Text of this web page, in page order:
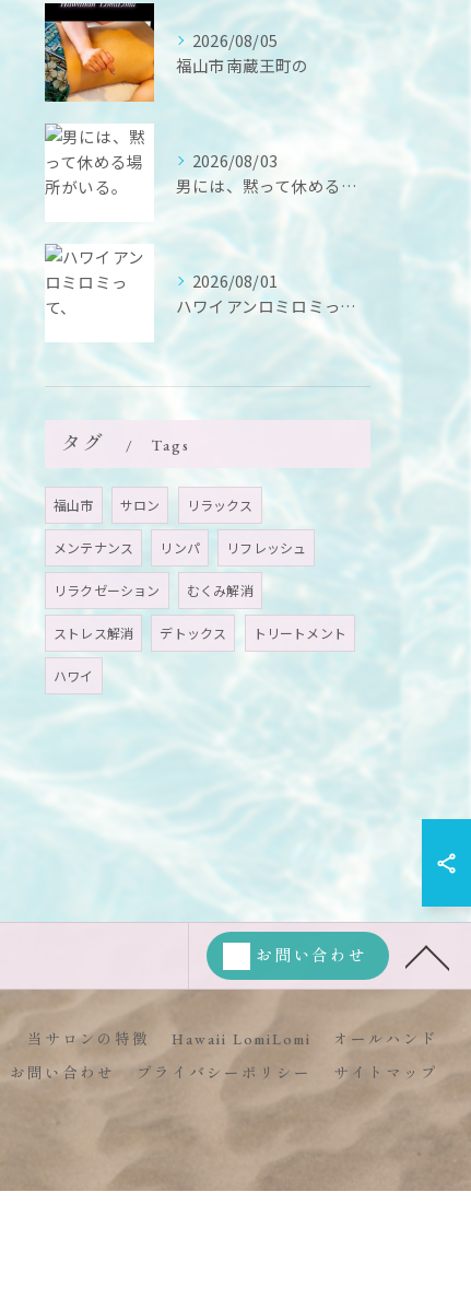
2026/08/05
福山市南蔵王町の
2026/08/03
男には、黙って休める場所がいる。
2026/08/01
ハワイアンロミロミって、
タグ Tags
福山市 サロン リラックス
メンテナンス リンパ リフレッシュ
リラクゼーション むくみ解消
ストレス解消 デトックス トリートメント
ハワイ
お問い合わせ
当サロンの特徴 Hawaii LomiLomi
オールハンド
お問い合わせ プライバシーポリシー サイトマップ